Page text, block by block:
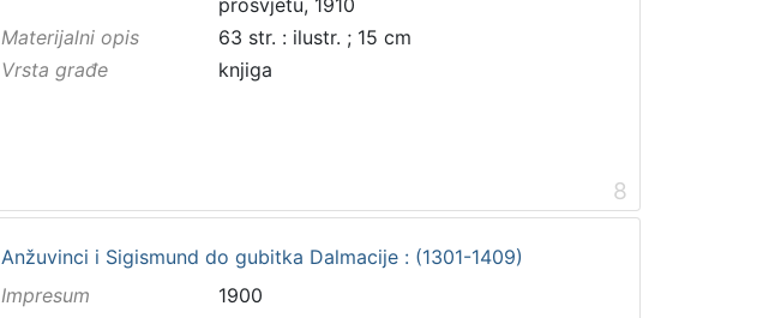
Materijalni opis
63 str. : ilustr. ; 15 cm
Vrsta građe
knjiga
8
Anžuvinci i Sigismund do gubitka Dalmacije : (1301-1409)
Impresum
1900